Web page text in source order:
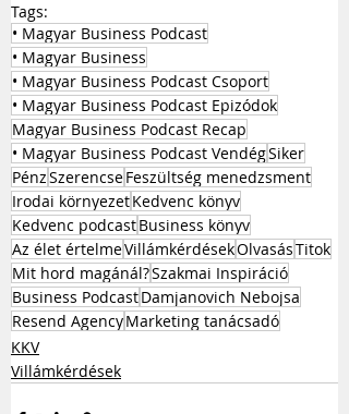
Tags:
• Magyar Business Podcast
• Magyar Business
• Magyar Business Podcast Csoport
• Magyar Business Podcast Epizódok
Magyar Business Podcast Recap
• Magyar Business Podcast VendégSiker
PénzSzerencseFeszültség menedzsment
Irodai környezetKedvenc könyv
Kedvenc podcastBusiness könyv
Az élet értelmeVillámkérdésekOlvasásTitok
Mit hord magánál?Szakmai Inspiráció
Business PodcastDamjanovich Nebojsa
Resend AgencyMarketing tanácsadó
KKV
Villámkérdések